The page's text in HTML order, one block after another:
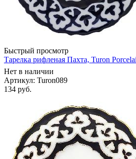
Быстрый просмотр
Тарелка рифленая Пахта, Turon
Нет в наличии
Артикул: Turon089
134 руб.